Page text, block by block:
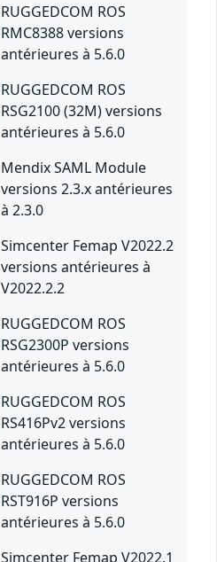
RUGGEDCOM ROS
RMC8388 versions
antérieures à 5.6.0
RUGGEDCOM ROS
RSG2100 (32M) versions
antérieures à 5.6.0
Mendix SAML Module
versions 2.3.x antérieures
à 2.3.0
Simcenter Femap V2022.2
versions antérieures à
V2022.2.2
RUGGEDCOM ROS
RSG2300P versions
antérieures à 5.6.0
RUGGEDCOM ROS
RS416Pv2 versions
antérieures à 5.6.0
RUGGEDCOM ROS
RST916P versions
antérieures à 5.6.0
Simcenter Femap V2022.1